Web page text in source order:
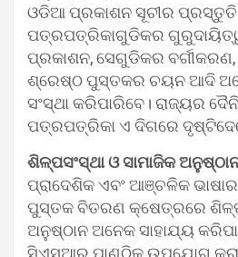
ଓଡିଆ ପ୍ରକାଶନ ସୂଚୀର ପ୍ରସ୍ତୁତି
ପତ୍ରପତ୍ରିକାଗୁଡିକର
ପ୍ରକାଶନ, ସେଗୁଡିକର
ଶ୍ରେଷ୍ଠ ପୁସ୍ତକର ଚୟନ ଆଦି
ସଂସ୍ଥା କରିପାରିବେ। ରାଜ୍ୟର
ପତ୍ରପତ୍ରିକା ଏ ଦିଗରେ
ଶିଳ୍ପସଂସ୍ଥା ଓ ସାମାଜିକ
ପ୍ରାଦେଶିକ ଏବଂ ଆଞ୍ଚଳିକ
ପୁସ୍ତକ ବିତରଣ କ୍ଷେତ୍ରରେ
ଅନୁଷ୍ଠାନ ଅନେକ ସାହାଯ୍ୟ
ସିଏସ୍‌ଆର୍ ପାଣ୍ଠିକୁ ଉପଯୋଗ